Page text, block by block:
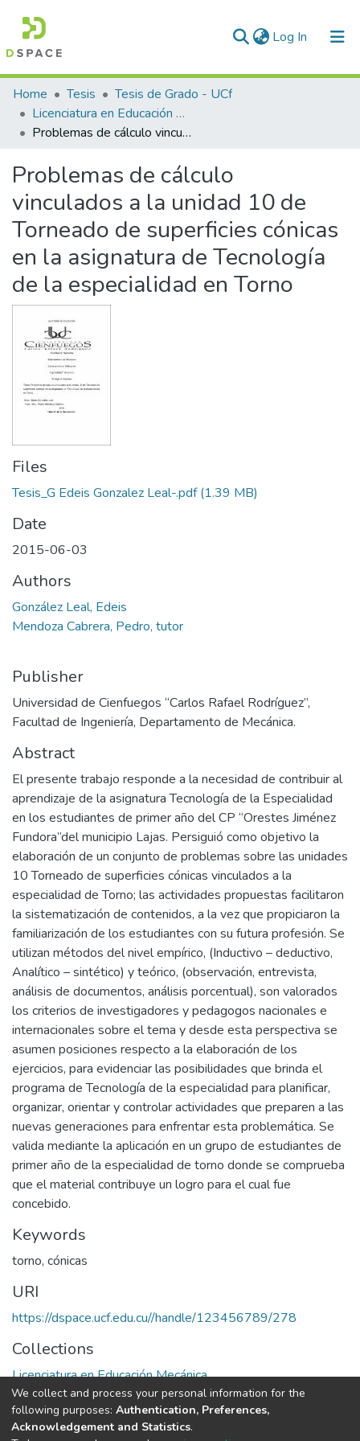
Log In (current)
Communities & Collections
All of DSpace
Home Tesis
Tesis de Grado - UCf
Licenciatura en Educación Mecánica
Problemas de cálculo vinculados a la unidad 10 de Torneado de superficies cónicas en la asignatura de Tecnología de la especialidad en Torno
Problemas de cálculo
vinculados a la unidad 10 de
Torneado de superficies cónicas
en la asignatura de Tecnología
de la especialidad en Torno
Files
Tesis_G Edeis Gonzalez Leal-.pdf(1.39 MB)
Date
2015-06-03
Authors
González Leal, Edeis
Mendoza Cabrera, Pedro, tutor
Publisher
Universidad de Cienfuegos “Carlos Rafael Rodríguez”,
Facultad de Ingeniería, Departamento de Mecánica.
Abstract
El presente trabajo responde a la necesidad de contribuir al
aprendizaje de la asignatura Tecnología de la Especialidad
en los estudiantes de primer año del CP “Orestes Jiménez
Fundora’’del municipio Lajas. Persiguió como objetivo la
elaboración de un conjunto de problemas sobre las unidades
10 Torneado de superficies cónicas vinculados a la
especialidad de Torno; las actividades propuestas facilitaron
la sistematización de contenidos, a la vez que propiciaron la
familiarización de los estudiantes con su futura profesión. Se
utilizan métodos del nivel empírico, (Inductivo – deductivo,
Analítico – sintético) y teórico, (observación, entrevista,
análisis de documentos, análisis porcentual), son valorados
los criterios de investigadores y pedagogos nacionales e
internacionales sobre el tema y desde esta perspectiva se
asumen posiciones respecto a la elaboración de los
ejercicios, para evidenciar las posibilidades que brinda el
programa de Tecnología de la especialidad para planificar,
organizar, orientar y controlar actividades que preparen a las
nuevas generaciones para enfrentar esta problemática. Se
valida mediante la aplicación en un grupo de estudiantes de
primer año de la especialidad de torno donde se comprueba
que el material contribuye un logro para el cual fue
concebido.
Keywords
torno, cónicas
URI
https://dspace.ucf.edu.cu//handle/123456789/278
Collections
Licenciatura en Educación Mecánica
Full item page
We collect and process your personal information for the
following purposes: Authentication, Preferences,
Acknowledgement and Statistics.